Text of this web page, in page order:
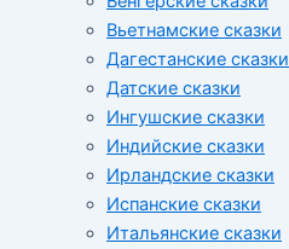
Вьетнамские сказки
Дагестанские сказки
Датские сказки
Ингушские сказки
Индийские сказки
Ирландские сказки
Испанские сказки
Итальянские сказки